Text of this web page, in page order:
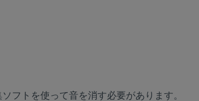
フトを使って音を消す必要があります。